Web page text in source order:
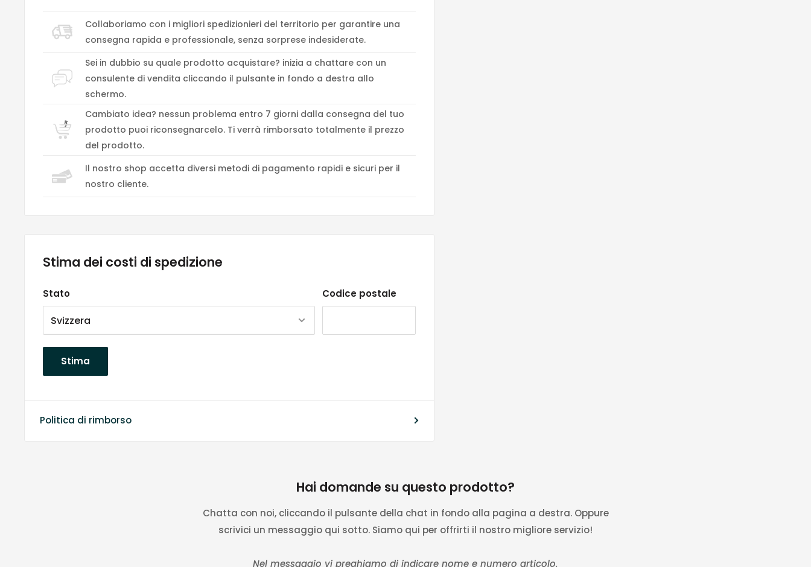
Collaboriamo con i migliori spedizionieri del territorio per garantire una
consegna rapida e professionale, senza sorprese indesiderate.
Sei in dubbio su quale prodotto acquistare? inizia a chattare con un
consulente di vendita cliccando il pulsante in fondo a destra allo
schermo.
Cambiato idea? nessun problema entro 7 giorni dalla consegna del tuo
prodotto puoi riconsegnarcelo. Ti verrà rimborsato totalmente il prezzo
del prodotto.
Il nostro shop accetta diversi metodi di pagamento rapidi e sicuri per il
nostro cliente.
Stima dei costi di spedizione
Stato Codice postale
Stima
Politica di rimborso
Hai domande su questo prodotto?
Chatta con noi, cliccando il pulsante della chat in fondo alla pagina a destra. Oppure
scrivici un messaggio qui sotto. Siamo qui per offrirti il nostro migliore servizio!
Nel messaggio vi preghiamo di indicare nome e numero articolo.